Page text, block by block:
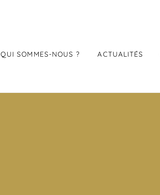
QUI SOMMES-NOUS ? ACTUALITÉS